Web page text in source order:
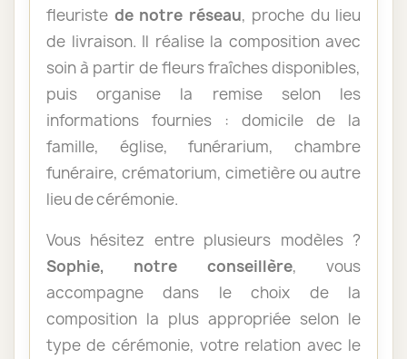
fleuriste de notre réseau, proche du lieu
de livraison. Il réalise la composition avec
soin à partir de fleurs fraîches disponibles,
puis organise la remise selon les
informations fournies : domicile de la
famille, église, funérarium, chambre
funéraire, crématorium, cimetière ou autre
lieu de cérémonie.
Vous hésitez entre plusieurs modèles ?
Sophie, notre conseillère, vous
accompagne dans le choix de la
composition la plus appropriée selon le
type de cérémonie, votre relation avec le